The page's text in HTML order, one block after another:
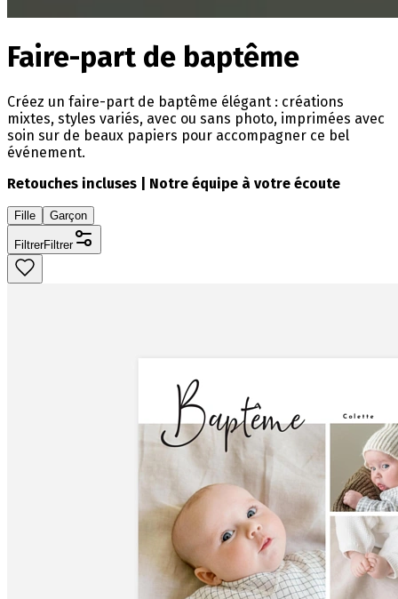
Faire-part de baptême
Créez un faire-part de baptême élégant : créations
mixtes, styles variés, avec ou sans photo, imprimées avec
soin sur de beaux papiers pour accompagner ce bel
événement.
Retouches incluses | Notre équipe à votre écoute
Fille Garçon
FiltrerFiltrer